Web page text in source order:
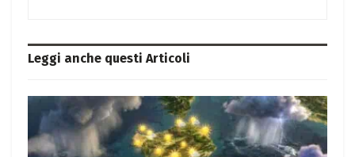
Leggi anche questi Articoli